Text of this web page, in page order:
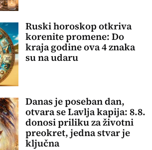
Ruski horoskop otkriva
korenite promene: Do
kraja godine ova 4 znaka
su na udaru
Danas je poseban dan,
otvara se Lavlja kapija: 8.8.
donosi priliku za životni
preokret, jedna stvar je
ključna